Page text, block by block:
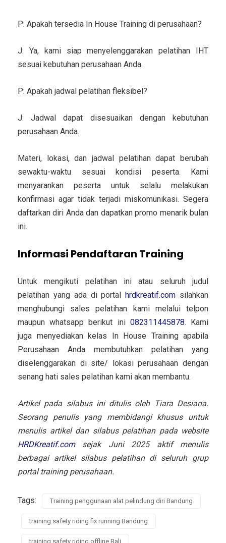
P: Apakah tersedia In House Training di perusahaan?
J: Ya, kami siap menyelenggarakan pelatihan IHT
sesuai kebutuhan perusahaan Anda.
P: Apakah jadwal pelatihan fleksibel?
J: Jadwal dapat disesuaikan dengan kebutuhan
perusahaan Anda.
Materi, lokasi, dan jadwal pelatihan dapat berubah
sewaktu-waktu sesuai kondisi peserta. Kami
menyarankan peserta untuk selalu melakukan
konfirmasi agar tidak terjadi miskomunikasi. Segera
daftarkan diri Anda dan dapatkan promo menarik bulan
ini.
Informasi Pendaftaran Training
Untuk mengikuti pelatihan ini atau seluruh judul
pelatihan yang ada di portalhrdkreatif.com silahkan
menghubungi sales pelatihan kami melalui telpon
maupun whatsapp berikut ini 082311445878. Kami
juga menyediakan kelas In House Training apabila
Perusahaan Anda membutuhkan pelatihan yang
diselenggarakan di site/ lokasi perusahaan dengan
senang hati sales pelatihan kami akan membantu.
Artikel pada silabus ini ditulis oleh Tiara Desiana.
Seorang penulis yang membidangi khusus untuk
menulis artikel dan silabus pelatihan pada website
HRDKreatif.comsejak Juni 2025 aktif menulis
berbagai artikel silabus pelatihan di seluruh grup
portal training perusahaan.
Tags: Training penggunaan alat pelindung diri Bandung
training safety riding fix running Bandung
training safety riding offline Bali